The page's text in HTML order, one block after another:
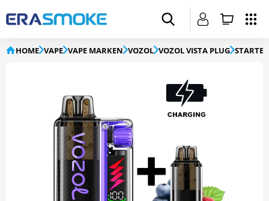
HOME VAPE VAPE MARKEN VOZOL VOZOL VISTA PLUG